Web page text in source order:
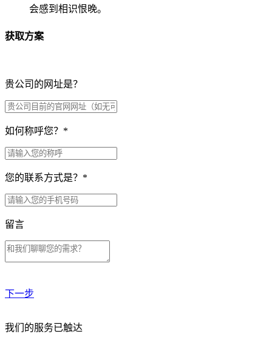
会感到相识恨晚。
获取方案
贵公司的网址是？
如何称呼您？ *
您的联系方式是？ *
留言
下一步
贵公司预算范围是？
我们的服务已触达